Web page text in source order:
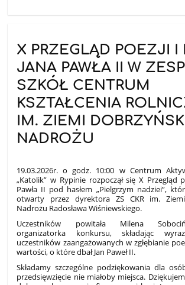
X PRZEGLĄD POEZJI I
JANA PAWŁA II W
SZKÓŁ CENTRUM
KSZTAŁCENIA
IM. ZIEMI
NADROŻU
19.03.2026r. o godz. 10:00 w Centrum
„Katolik” w Rypinie rozpoczął się X Przegląd
Pawła II pod hasłem „Pielgrzym nadziei”,
otwarty przez dyrektora ZS CKR im.
Nadrożu Radosława Wiśniewskiego.
Uczestników powitała Milena
organizatorka konkursu, składając
uczestników zaangażowanych w zgłębianie
wartości, o które dbał Jan Paweł II.
Składamy szczególne podziękowania dla
przedsięwzięcie nie miałoby miejsca.